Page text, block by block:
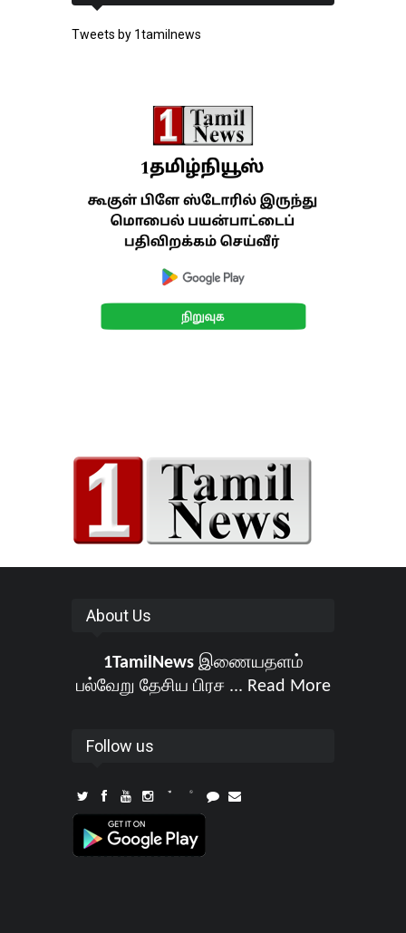
Tweets by 1tamilnews
About Us
1TamilNewsஇணையதளம்
பல்வேறு தேசிய பிரச ... Read More
Follow us